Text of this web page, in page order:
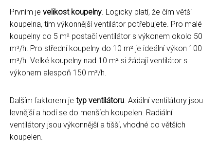
Prvním je velikost koupelny. Logicky platí, že čím větší
koupelna, tím výkonnější ventilátor potřebujete. Pro malé
koupelny do 5 m² postačí ventilátor s výkonem okolo 50
m³/h. Pro střední koupelny do 10 m² je ideální výkon 100
m³/h. Velké koupelny nad 10 m² si žádají ventilátor s
výkonem alespoň 150 m³/h.
Dalším faktorem je typ ventilátoru. Axiální ventilátory jsou
levnější a hodí se do menších koupelen. Radiální
ventilátory jsou výkonnější a tišší, vhodné do větších
koupelen.